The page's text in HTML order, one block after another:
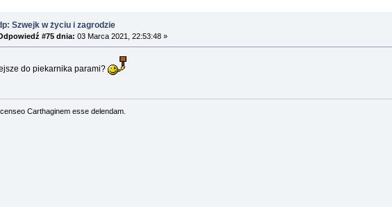
Szwejk w życiu i zagrodzie
#75 dnia: 03 Marca 2021, 22:53:48 »
do piekarnika parami?
Carthaginem esse delendam.